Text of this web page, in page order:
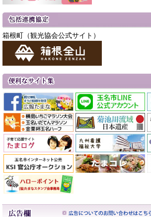
箱根町（観光協会公式サイト）